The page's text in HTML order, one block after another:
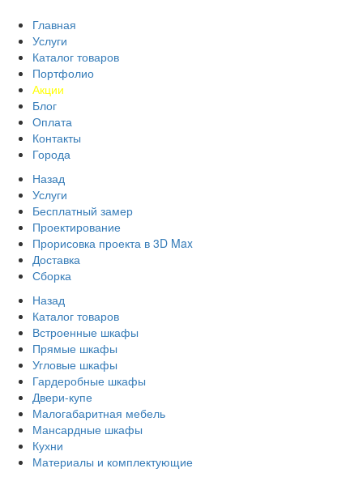
Главная
Услуги
Каталог товаров
Портфолио
Акции
Блог
Оплата
Контакты
Города
Назад
Услуги
Бесплатный замер
Проектирование
Прорисовка проекта в 3D Max
Доставка
Сборка
Назад
Каталог товаров
Встроенные шкафы
Прямые шкафы
Угловые шкафы
Гардеробные шкафы
Двери-купе
Малогабаритная мебель
Мансардные шкафы
Кухни
Материалы и комплектующие